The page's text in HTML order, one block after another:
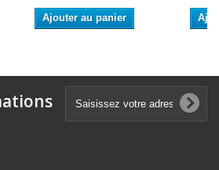
Ajouter au panier